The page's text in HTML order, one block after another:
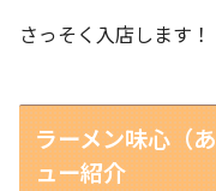
さっそく入店します！
ラーメン味心（
ュー紹介